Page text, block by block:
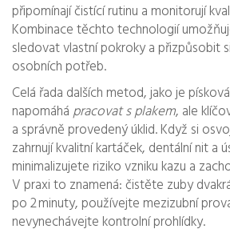
připomínají čistící rutinu a monitorují
Kombinace těchto technologií
sledovat vlastní pokroky a přizpůsobit
osobních potřeb.
Celá řada dalších metod, jako je
napomáhápracovat s plakem, ale
a správně provedený úklid. Když si
zahrnují kvalitní kartáček, dentální nit a
minimalizujete riziko vzniku kazu a
V praxi to znamená: čistěte zuby
po 2 minuty, používejte mezizubní
nevynechávejte kontrolní prohlídky.